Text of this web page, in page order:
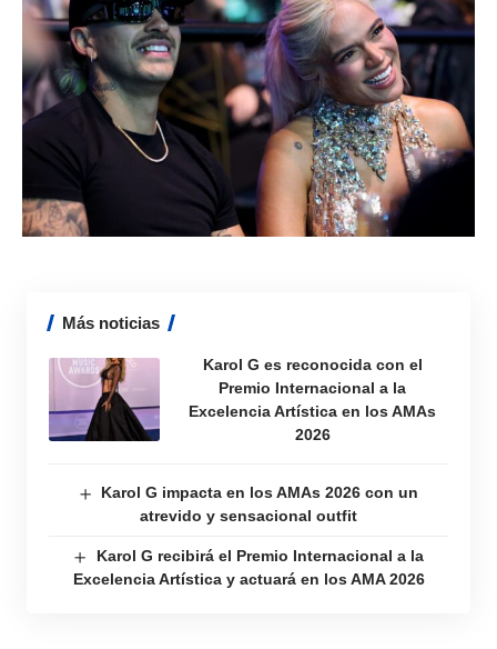
Más noticias
Karol G es reconocida con el
Premio Internacional a la
Excelencia Artística en los AMAs
2026
Karol G impacta en los AMAs 2026 con un
atrevido y sensacional outfit
Karol G recibirá el Premio Internacional a la
Excelencia Artística y actuará en los AMA 2026